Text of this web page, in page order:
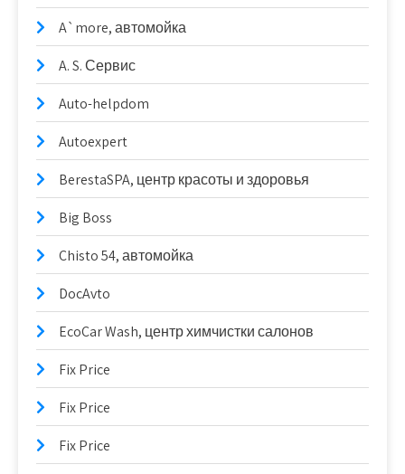
A`more, автомойка
A. S. Сервис
Auto-helpdom
Autoexpert
BerestaSPA, центр красоты и здоровья
Big Boss
Chisto 54, автомойка
DocAvto
EcoCar Wash, центр химчистки салонов
Fix Price
Fix Price
Fix Price